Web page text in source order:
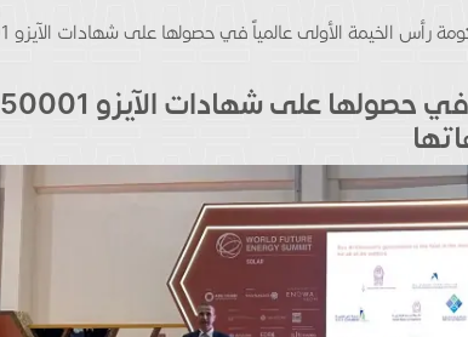
رأس الخيمة الأولى عالمياً في حصولها على شهادات الآيزو 50001 لأنظمة إدارة الطاقة عبر جميع جهاتها
حكومة رأس الخيمة الأولى عالمياً في حصولها على شهادات الآيزو 50001